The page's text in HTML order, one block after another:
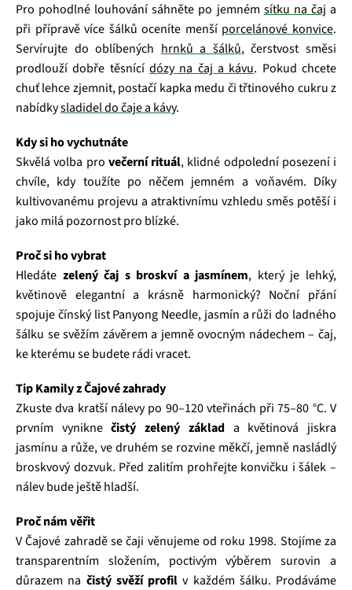
Pro pohodlné louhování sáhněte po jemném sítku na čaj a
při přípravě více šálků oceníte menší porcelánové konvice.
Servírujte do oblíbených hrnků a šálků, čerstvost směsi
prodlouží dobře těsnící dózy na čaj a kávu. Pokud chcete
chuť lehce zjemnit, postačí kapka medu či třtinového cukru z
nabídkysladidel do čaje a kávy.
Kdy si ho vychutnáte
Skvělá volba pro večerní rituál, klidné odpolední posezení i
chvíle, kdy toužíte po něčem jemném a voňavém. Díky
kultivovanému projevu a atraktivnímu vzhledu směs potěší i
jako milá pozornost pro blízké.
Proč si ho vybrat
Hledáte zelený čaj s broskví a jasmínem, který je lehký,
květinově elegantní a krásně harmonický? Noční přání
spojuje čínský list Panyong Needle, jasmín a růži do ladného
šálku se svěžím závěrem a jemně ovocným nádechem – čaj,
ke kterému se budete rádi vracet.
Tip Kamily z Čajové zahrady
Zkuste dva kratší nálevy po 90–120 vteřinách při 75–80 °C. V
prvním vyniknečistý zelený základa květinová jiskra
jasmínu a růže, ve druhém se rozvine měkčí, jemně nasládlý
broskvový dozvuk. Před zalitím prohřejte konvičku i šálek –
nálev bude ještě hladší.
Proč nám věřit
V Čajové zahradě se čaji věnujeme od roku 1998. Stojíme za
transparentním složením, poctivým výběrem surovin a
důrazem na čistý svěží profil v každém šálku. Prodáváme